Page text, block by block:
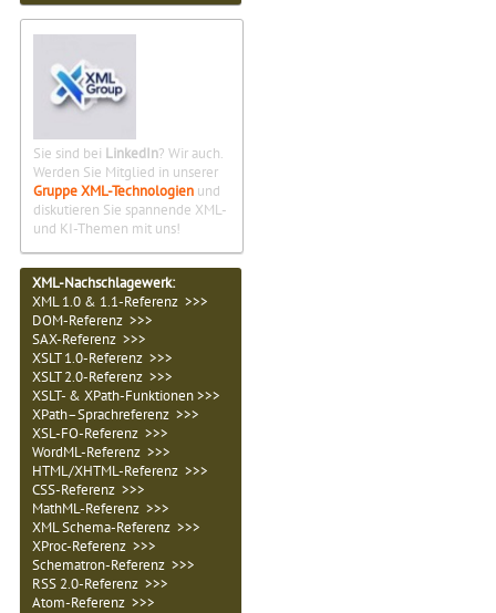
Sie sind bei LinkedIn? Wir auch.
Werden Sie Mitglied in unserer
Gruppe XML-Technologien und
diskutieren Sie spannende XML-
und KI-Themen mit uns!
XML-Nachschlagewerk:
XML 1.0 & 1.1-Referenz >>>
DOM-Referenz >>>
SAX-Referenz >>>
XSLT 1.0-Referenz >>>
XSLT 2.0-Referenz >>>
XSLT- & XPath-Funktionen >>>
XPath–Sprachreferenz >>>
XSL-FO-Referenz >>>
WordML-Referenz >>>
HTML/XHTML-Referenz >>>
CSS-Referenz >>>
MathML-Referenz >>>
XML Schema-Referenz >>>
XProc-Referenz >>>
Schematron-Referenz >>>
RSS 2.0-Referenz >>>
Atom-Referenz >>>